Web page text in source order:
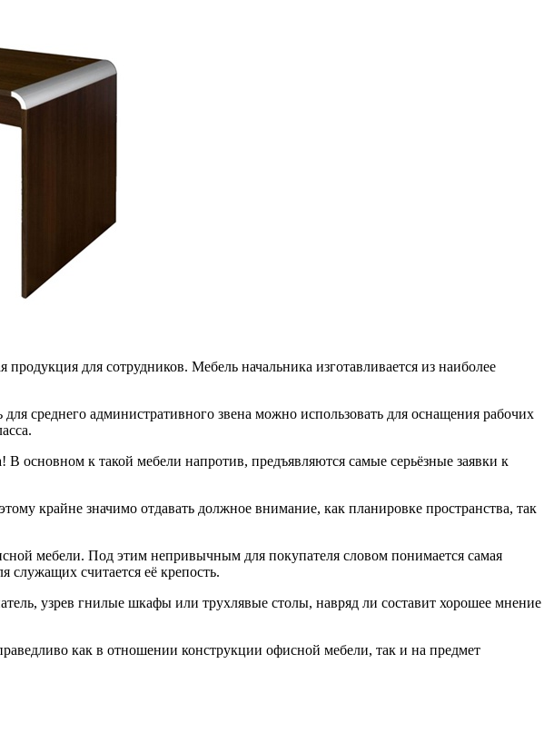
для сотрудников. Мебель начальника изготавливается из наиболее
среднего административного звена можно использовать для оснащения рабочих
В основном к такой мебели напротив, предъявляются самые серьёзные заявки к
крайне значимо отдавать должное внимание, как планировке пространства, так
мебели. Под этим непривычным для покупателя словом понимается самая
считается её крепость.
узрев гнилые шкафы или трухлявые столы, навряд ли составит хорошее мнение
как в отношении конструкции офисной мебели, так и на предмет